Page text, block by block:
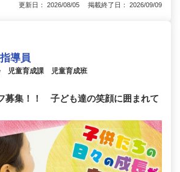
更新日： 2026/08/05 掲載終了日： 2026/09/09
導員
児童育成課 児童育成班
募集！！ 子ども達の笑顔に囲まれて